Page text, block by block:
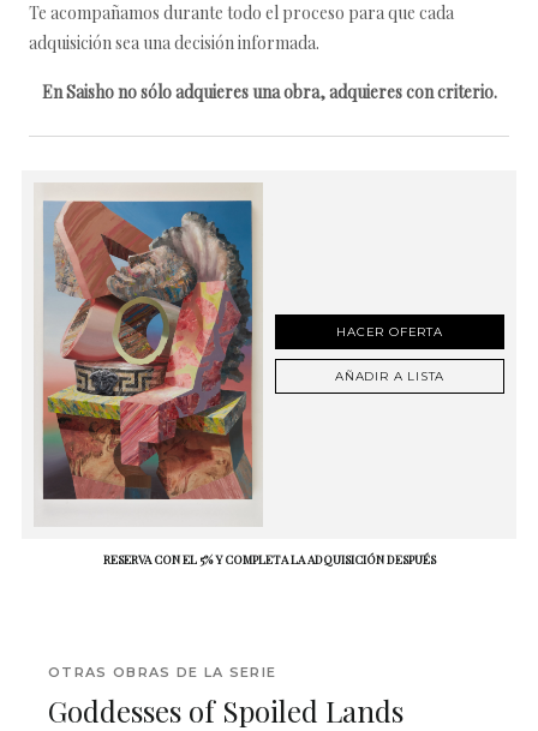
Te acompañamos durante todo el proceso para que cada
adquisición sea una decisión informada.
En Saisho no sólo adquieres una obra, adquieres con criterio.
HACER OFERTA
AÑADIR A LISTA
RESERVA CON EL 5% Y COMPLETA LA ADQUISICIÓN DESPUÉS
OTRAS OBRAS DE LA SERIE
Goddesses of Spoiled Lands